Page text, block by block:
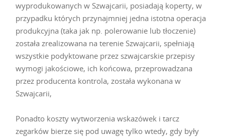
wyprodukowanych w Szwajcarii, posiadają koperty, w
przypadku których przynajmniej jedna istotna operacja
produkcyjna (taka jak np. polerowanie lub tłoczenie)
została zrealizowana na terenie Szwajcarii, spełniają
wszystkie podyktowane przez szwajcarskie przepisy
wymogi jakościowe, ich końcowa, przeprowadzana
przez producenta kontrola, została wykonana w
Szwajcarii,
Ponadto koszty wytworzenia wskazówek i tarcz
zegarków bierze się pod uwagę tylko wtedy, gdy były